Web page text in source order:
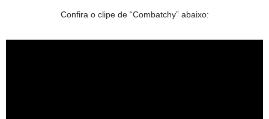
Confira o clipe de “Combatchy” abaixo: